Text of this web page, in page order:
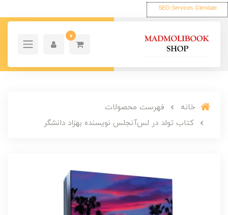
SEO Services Glendale
0
خانه
فهرست محصولات
کتاب تولد در لس‌آنجلس نویسنده بهزاد دانشگر